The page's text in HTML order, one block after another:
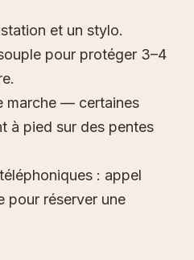
et un stylo.
pour protéger 3–4
marche — certaines
à pied sur des pentes
: appel
pour réserver une